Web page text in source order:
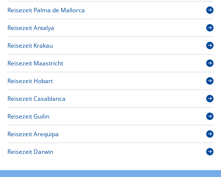
Reisezeit Palma de Mallorca
Reisezeit Antalya
Reisezeit Krakau
Reisezeit Maastricht
Reisezeit Hobart
Reisezeit Casablanca
Reisezeit Guilin
Reisezeit Arequipa
Reisezeit Darwin